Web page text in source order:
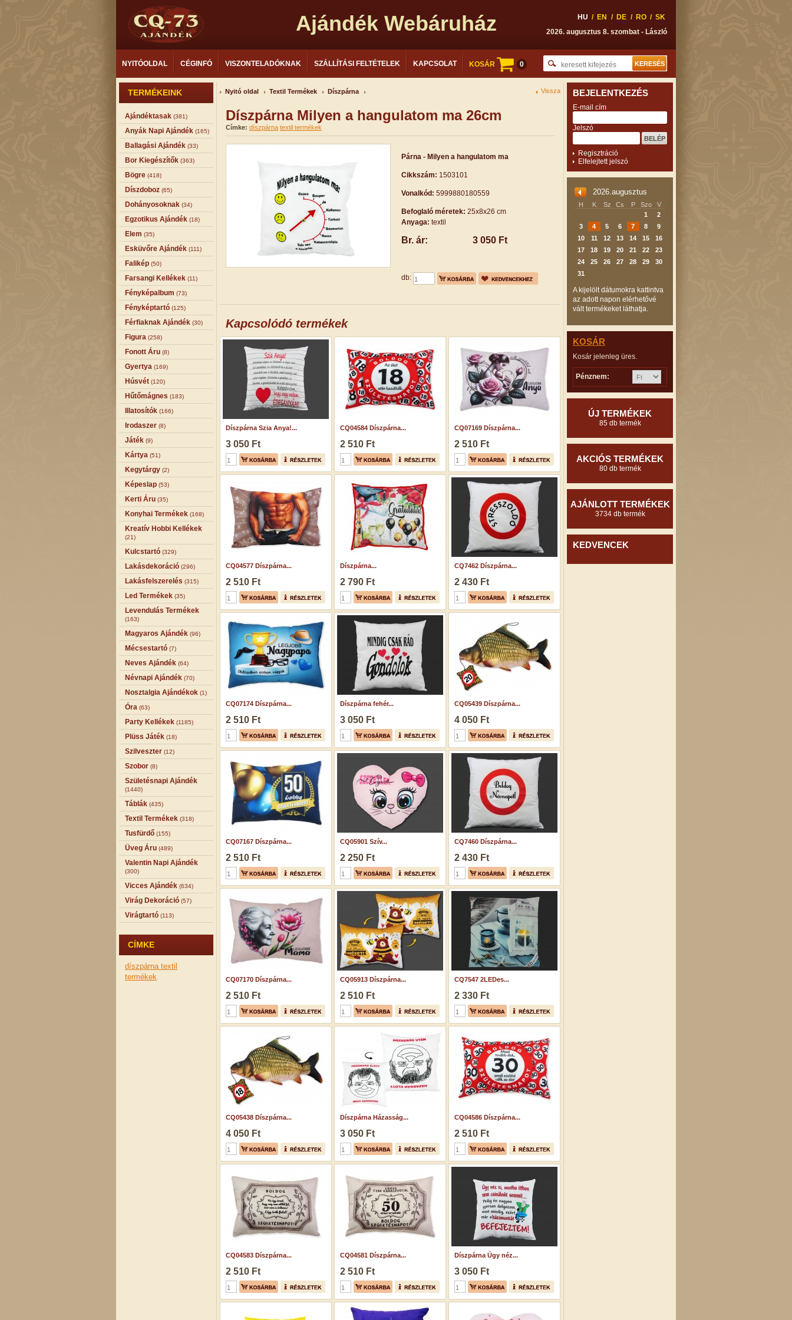
Ajándék Webáruház HU / EN / DE / RO / SK
2026. augusztus 8. szombat - László
NYITÓOLDAL CÉGINFÓ VISZONTELADÓKNAK SZÁLLÍTÁSI FELTÉTELEK KAPCSOLAT KOSÁR 0
TERMÉKEINK
Ajándéktasak (381)
Anyák Napi Ajándék (165)
Ballagási Ajándék (33)
Bor Kiegészítők (363)
Bögre (418)
Díszdoboz (65)
Dohányosoknak (34)
Egzotikus Ajándék (18)
Elem (35)
Esküvőre Ajándék (111)
Falikép (50)
Farsangi Kellékek (11)
Fényképalbum (73)
Fényképtartó (125)
Férfiaknak Ajándék (30)
Figura (258)
Fonott Áru (8)
Gyertya (169)
Húsvét (120)
Hűtőmágnes (183)
Illatosítók (166)
Irodaszer (8)
Játék (9)
Kártya (51)
Kegytárgy (2)
Képeslap (53)
Kerti Áru (35)
Konyhai Termékek (168)
Kreatív Hobbi Kellékek
(21)
Kulcstartó (329)
Lakásdekoráció (296)
Lakásfelszerelés (315)
Led Termékek (35)
Levendulás Termékek
(163)
Magyaros Ajándék (96)
Mécsestartó (7)
Neves Ajándék (64)
Névnapi Ajándék (70)
Nosztalgia Ajándékok (1)
Óra (63)
Party Kellékek (1185)
Plüss Játék (18)
Szilveszter (12)
Szobor (8)
Születésnapi Ajándék
(1440)
Táblák (435)
Textil Termékek (318)
Tusfürdő (155)
Üveg Áru (489)
Valentin Napi Ajándék
(300)
Vicces Ajándék (634)
Virág Dekoráció (57)
Virágtartó (113)
CÍMKE
díszpárna textil
termékek
Nyitó oldal Textil Termékek Díszpárna Vissza
Díszpárna Milyen a hangulatom ma 26cm
Címke: díszpárna textil termékek
Párna - Milyen a hangulatom ma
Cikkszám: 1503101
Vonalkód: 5999880180559
Befoglaló méretek: 25x8x26 cm
Anyaga: textil
Br. ár: 3 050 Ft
db:
Kapcsolódó termékek
Díszpárna Szia Anya!...
3 050 Ft
CQ04584 Díszpárna...
2 510 Ft
CQ07169 Díszpárna...
2 510 Ft
CQ04577 Díszpárna...
2 510 Ft
Díszpárna...
2 790 Ft
CQ7462 Díszpárna...
2 430 Ft
CQ07174 Díszpárna...
2 510 Ft
Díszpárna fehér...
3 050 Ft
CQ05439 Díszpárna...
4 050 Ft
CQ07167 Díszpárna...
2 510 Ft
CQ05901 Szív...
2 250 Ft
CQ7460 Díszpárna...
2 430 Ft
CQ07170 Díszpárna...
2 510 Ft
CQ05913 Díszpárna...
2 510 Ft
CQ7547 2LEDes...
2 330 Ft
CQ05438 Díszpárna...
4 050 Ft
Díszpárna Házasság...
3 050 Ft
CQ04586 Díszpárna...
2 510 Ft
CQ04583 Díszpárna...
2 510 Ft
CQ04581 Díszpárna...
2 510 Ft
Díszpárna Úgy néz...
3 050 Ft
BEJELENTKEZÉS
E-mail cím
Jelszó
Regisztráció
Elfelejtett jelszó
2026.augusztus
H K Sz Cs P Szo
V
1
2
3
4 5 6 7 8
9
10
11 12 13 14 15
16
17
18 19 20 21 22
23
24
25 26 27 28 29
30
31
A kijelölt dátumokra kattintva
az adott napon elérhetővé
vált termékeket láthatja.
KOSÁR
Kosár jelenleg üres.
Pénznem:
ÚJ TERMÉKEK
85 db termék
AKCIÓS TERMÉKEK
80 db termék
AJÁNLOTT TERMÉKEK
3734 db termék
KEDVENCEK